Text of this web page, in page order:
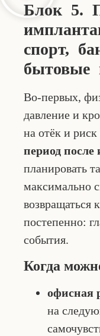
Блок 5.
спорт,
бытовые
Во-первых,
давление и
на отёк и
период
планировать
максимально
постепенно:
события.
Когда
офисная
на